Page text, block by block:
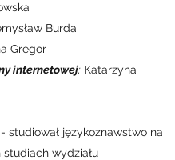
Burda
Gregor
internetowej: Katarzyna
studiował językoznawstwo na
wydziału